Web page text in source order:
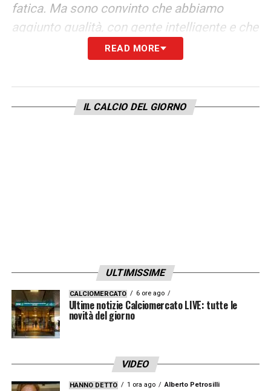
fatica. Ma sono convinto che abbiamo
aggiunto qualità, con gente intelligente e che
farà parte di una squadra vera. Dobbiamo
reagire alla sconfitta di giovedì, domani ci
sarà tutto lo stadio a spingerci e a darci la
fame che serve. Sarà la prima in casa,
READ MORE
IL CALCIO DEL GIORNO
ULTIMISSIME
CALCIOMERCATO 6 ore ago
Ultime notizie Calciomercato LIVE: tutte le
novità del giorno
VIDEO
HANNO DETTO 1 ora ago Alberto Petrosilli